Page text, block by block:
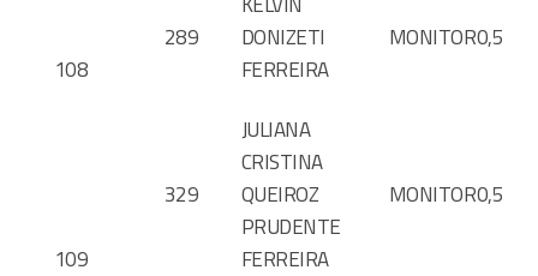
108
289
DONIZETI
FERREIRA
MONITOR0,5
109
329
JULIANA
CRISTINA
QUEIROZ
PRUDENTE
FERREIRA
MONITOR0,5